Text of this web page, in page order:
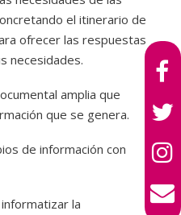
el itinerario de
ofrecer las respuestas
necesidades.
amplia que
que se genera.
de información con
la